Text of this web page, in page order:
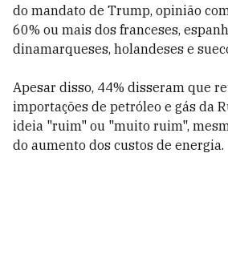
do mandato de Trump, opinião
60% ou mais dos franceses,
dinamarqueses, holandeses e
Apesar disso, 44% disseram que
importações de petróleo e gás da
ideia "ruim" ou "muito ruim",
do aumento dos custos de energia.